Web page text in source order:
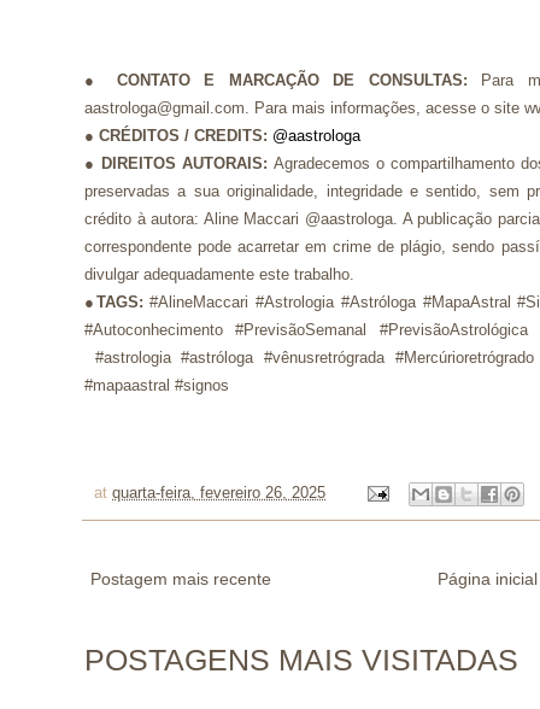
● CONTATO E MARCAÇÃO DE CONSULTAS: Para
aastrologa@gmail.com. Para mais informações, acesse o site
● CRÉDITOS / CREDITS: @aastrologa
● DIREITOS AUTORAIS: Agradecemos o compartilhamento
preservadas a sua originalidade, integridade e sentido, sem
crédito à autora: Aline Maccari @aastrologa. A publicação
correspondente pode acarretar em crime de plágio, sendo
divulgar adequadamente este trabalho.
● TAGS: #AlineMaccari #Astrologia #Astróloga #MapaAstral
#Autoconhecimento #PrevisãoSemanal
#astrologia #astróloga #vênusretrógrada
#mapaastral #signos
at quarta-feira, fevereiro 26, 2025
Postagem mais recente Página inicial
POSTAGENS MAIS VISITADAS